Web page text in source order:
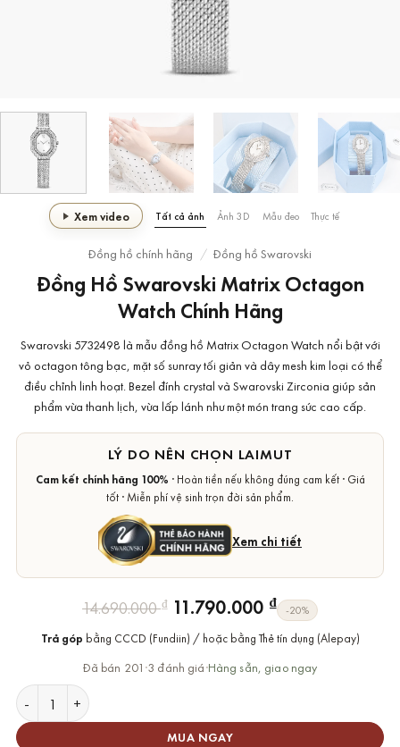
Xem video Tất cả ảnh Ảnh 3D Mẫu đeo Thực tế
Đồng hồ chính hãng / Đồng hồ Swarovski
Đồng Hồ Swarovski Matrix Octagon
Watch Chính Hãng
Swarovski 5732498 là mẫu đồng hồ Matrix Octagon Watch nổi bật với
vỏ octagon tông bạc, mặt số sunray tối giản và dây mesh kim loại có thể
điều chỉnh linh hoạt. Bezel đính crystal và Swarovski Zirconia giúp sản
phẩm vừa thanh lịch, vừa lấp lánh như một món trang sức cao cấp.
LÝ DO NÊN CHỌN LAIMUT
Cam kết chính hãng 100% · Hoàn tiền nếu không đúng cam kết · Giá
tốt · Miễn phí vệ sinh trọn đời sản phẩm.
Xem chi tiết
14.690.000₫ Giá
gốc
là:
14.690.000 ₫.
11.790.000 ₫
Giá
hiện
tại
là:
-20%
Trả góp bằng CCCD (Fundiin) / hoặc bằng Thẻ tín dụng (Alepay)
Đã bán 201 ·3 đánh giá·Hàng sẵn, giao ngay
Đồng Hồ Swarovski Matrix Octagon Watch Chính Hãng số
MUA NGAY